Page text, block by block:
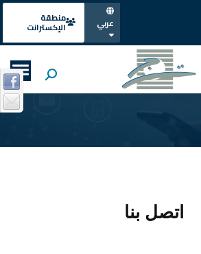
عربي
منطقة
الإكسترانت
اتصل بنا